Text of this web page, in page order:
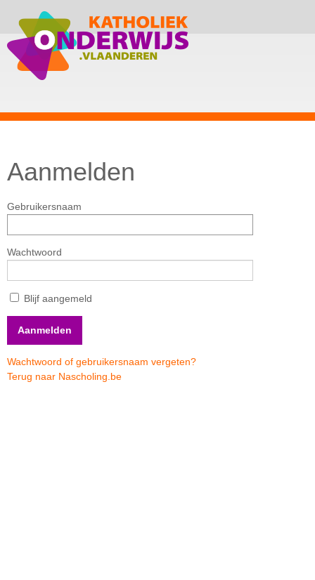
Aanmelden
Gebruikersnaam
Wachtwoord
Blijf aangemeld
Wachtwoord of gebruikersnaam vergeten?
Terug naar Nascholing.be